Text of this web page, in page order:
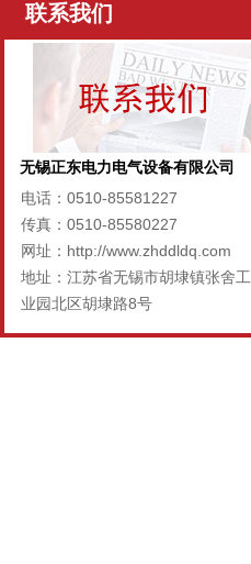
联系我们
无锡正东电力电气设备有限公司
电话：0510-85581227
传真：0510-85580227
网址：http://www.zhddldq.com
地址：江苏省无锡市胡埭镇张舍工
业园北区胡埭路8号